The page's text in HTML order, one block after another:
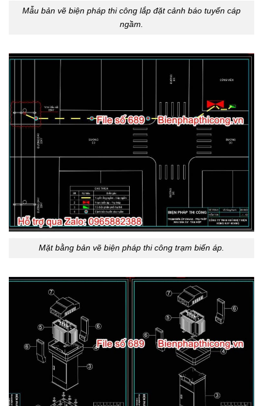
Mẫu bản vẽ biện pháp thi công lắp đặt cảnh báo tuyến cáp
ngầm.
Mặt bằng bản vẽ biện pháp thi công trạm biến áp.